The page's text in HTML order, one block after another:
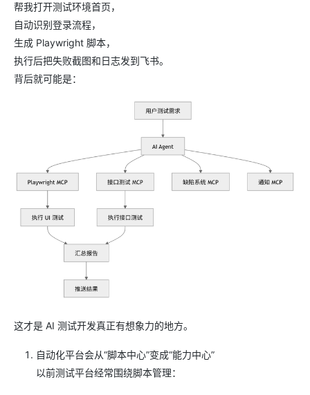
帮我打开测试环境首页，
自动识别登录流程，
生成 Playwright 脚本，
执行后把失败截图和日志发到飞书。
背后就可能是：
这才是 AI 测试开发真正有想象力的地方。
自动化平台会从“脚本中心”变成“能力中心”
以前测试平台经常围绕脚本管理：